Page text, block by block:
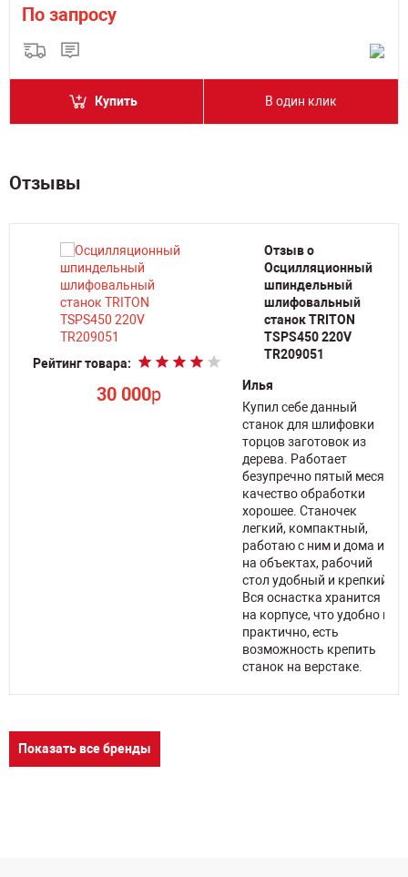
По запросу
Купить В один клик
Отзывы
Рейтинг товара:
30 000p
Отзыв о
Осцилляционный
шпиндельный
шлифовальный
станок TRITON
TSPS450 220V
TR209051
Илья
Купил себе данный
станок для шлифовки
торцов заготовок из
дерева. Работает
безупречно пятый месяц,
качество обработки
хорошее. Станочек
легкий, компактный,
работаю с ним и дома и
на объектах, рабочий
стол удобный и крепкий.
Вся оснастка хранится
на корпусе, что удобно и
практично, есть
возможность крепить
станок на верстаке.
Показать все бренды